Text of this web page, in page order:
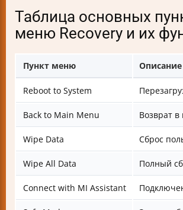
Таблица основных
меню Recovery и их
Пункт меню Описание
Reboot to System
Back to Main Menu Возврат
Wipe Data Сброс
Wipe All Data Полный
Connect with MI Assistant